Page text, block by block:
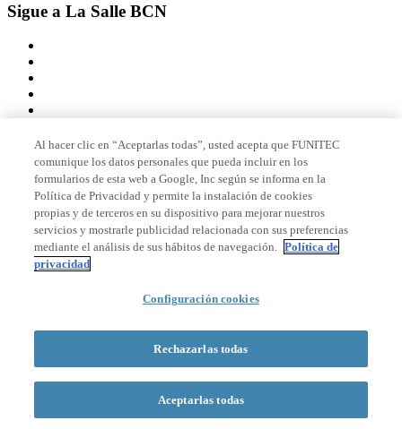
Sigue a La Salle BCN
Miembro de
Acreditaciones
© 2026 La Salle Campus Barcelona - URL |
Formulario de búsqueda
Al hacer clic en “Aceptarlas todas”, usted acepta que FUNITEC
comunique los datos personales que pueda incluir en los
formularios de esta web a Google, Inc según se informa en la
Política de Privacidad y permite la instalación de cookies
propias y de terceros en su dispositivo para mejorar nuestros
servicios y mostrarle publicidad relacionada con sus preferencias
mediante el análisis de sus hábitos de navegación. Política de
privacidad
Configuración cookies
Rechazarlas todas
Aceptarlas todas